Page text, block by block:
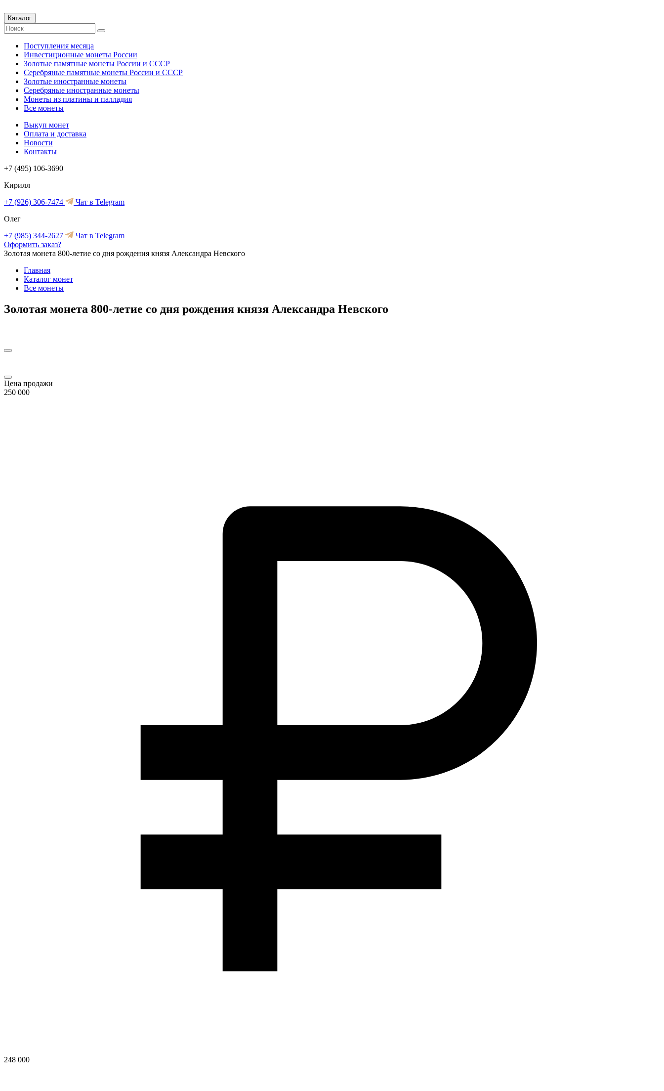
Каталог
Поступления месяца
Инвестиционные монеты России
Золотые памятные монеты России и СССР
Серебряные памятные монеты России и СССР
Золотые иностранные монеты
Серебряные иностранные монеты
Монеты из платины и палладия
Все монеты
Выкуп монет
Оплата и доставка
Новости
Контакты
+7 (495) 106-3690
Кирилл
+7 (926) 306-7474
Чат в Telegram
Олег
+7 (985) 344-2627
Чат в Telegram
Оформить заказ?
Золотая монета 800-летие со дня рождения князя Александра Невского
Главная
Каталог монет
Все монеты
Золотая монета 800-летие со дня рождения князя Александра Невского
Цена продажи
250 000
248 000